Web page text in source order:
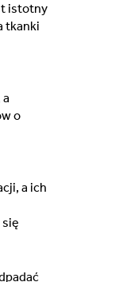
istotny
tkanki
o
a ich
się